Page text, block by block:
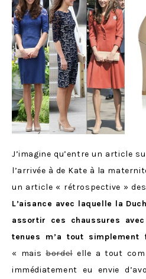
J’imagine qu’entre un article
l’arrivée à de Kate à la
un article « rétrospective » des
L’aisance avec laquelle la
assortir ces chaussures avec
tenues m’a tout simplement
« maisbordelelle a tout
immédiatement eu envie